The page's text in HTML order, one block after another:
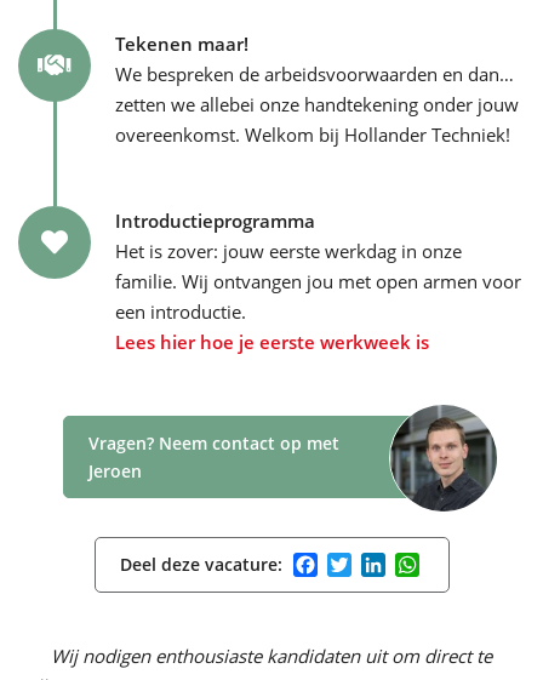
Tekenen maar!
We bespreken de arbeidsvoorwaarden en dan…
zetten we allebei onze handtekening onder jouw
overeenkomst. Welkom bij Hollander Techniek!
Introductieprogramma
Het is zover: jouw eerste werkdag in onze
familie. Wij ontvangen jou met open armen voor
een introductie.
Lees hier hoe je eerste werkweek is
Vragen? Neem contact op met
Jeroen
Deel deze vacature: Facebook
TwitterLinkedIn
Wij nodigen enthousiaste kandidaten uit om direct te